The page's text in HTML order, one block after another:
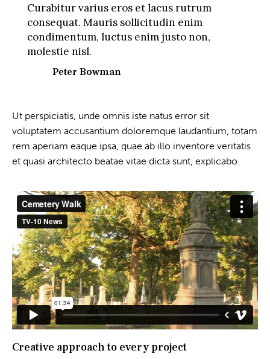
Curabitur varius eros et lacus rutrum
consequat. Mauris sollicitudin enim
condimentum, luctus enim justo non,
molestie nisl.
Peter Bowman
Ut perspiciatis, unde omnis iste natus error sit
voluptatem accusantium doloremque laudantium, totam
rem aperiam eaque ipsa, quae ab illo inventore veritatis
et quasi architecto beatae vitae dicta sunt, explicabo.
Creative approach to every project